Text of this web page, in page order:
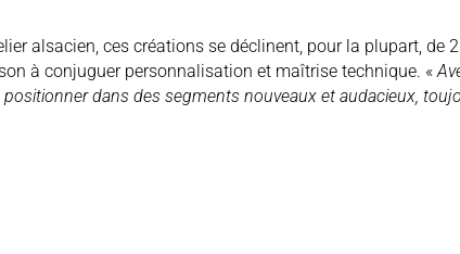
alsacien, ces créations se déclinent, pour la plupart, de
à conjuguer personnalisation et maîtrise technique. «
dans des segments nouveaux et audacieux,